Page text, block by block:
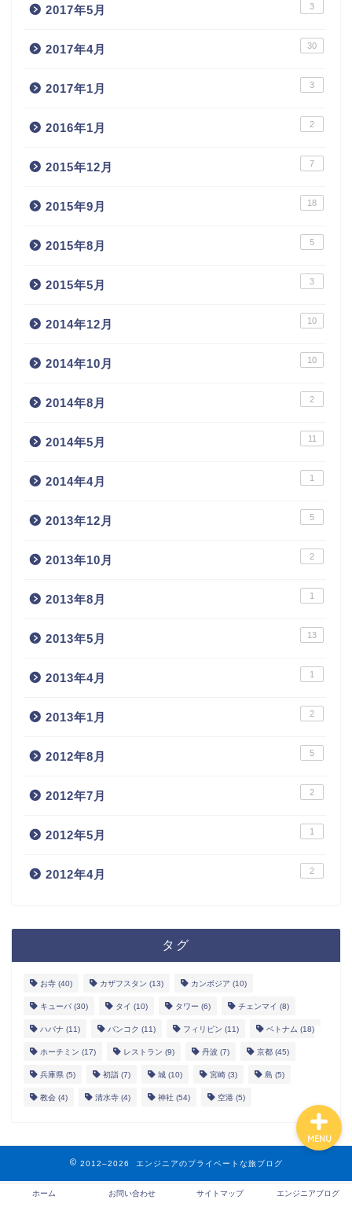
2017年5月 3
2017年4月 30
2017年1月 3
2016年1月 2
2015年12月 7
2015年9月 18
2015年8月 5
2015年5月 3
2014年12月 10
2014年10月 10
2014年8月 2
2014年5月 11
2014年4月 1
2013年12月 5
2013年10月 2
2013年8月 1
2013年5月 13
2013年4月 1
2013年1月 2
2012年8月 5
2012年7月 2
2012年5月 1
2012年4月 2
タグ
お寺 (40) カザフスタン (13) カンボジア (10)
キューバ (30) タイ (10) タワー (6) チェンマイ (8)
ハバナ (11) バンコク (11) フィリピン (11) ベトナム (18)
ホーチミン (17) レストラン (9) 丹波 (7) 京都 (45)
兵庫県 (5) 初詣 (7) 城 (10) 宮崎 (3) 島 (5)
教会 (4) 清水寺 (4) 神社 (54) 空港 (5)
2012–2026 エンジニアのプライベートな旅ブログ
ホーム お問い合わせ サイトマップ エンジニアブログ
MENU
お問い合わせ
サイトマップ
エンジニアブログ